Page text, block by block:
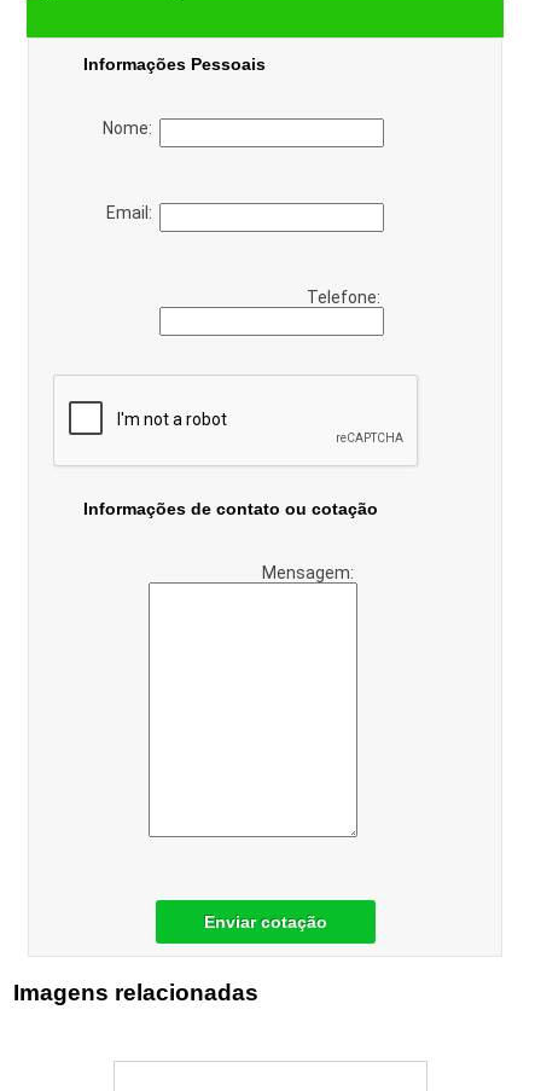
Informações Pessoais
Nome:
Email:
Telefone:
Informações de contato ou cotação
Mensagem:
Enviar cotação
Imagens relacionadas